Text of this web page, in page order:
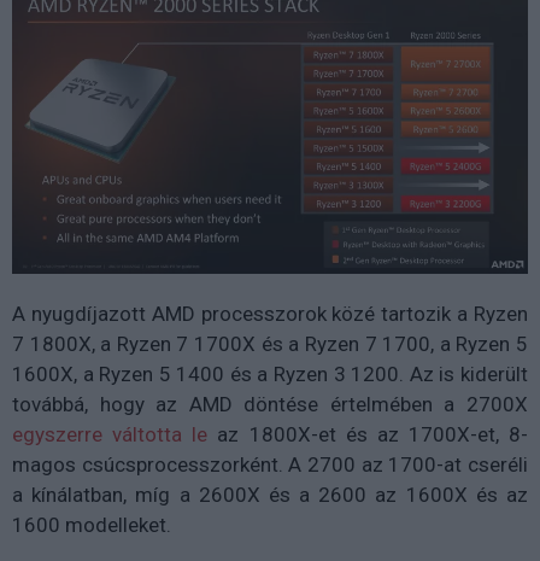
A nyugdíjazott AMD processzorok közé tartozik a Ryzen
7 1800X, a Ryzen 7 1700X és a Ryzen 7 1700, a Ryzen 5
1600X, a Ryzen 5 1400 és a Ryzen 3 1200. Az is kiderült
továbbá, hogy az AMD döntése értelmében a 2700X
egyszerre váltotta le az 1800X-et és az 1700X-et, 8-
magos csúcsprocesszorként. A 2700 az 1700-at cseréli
a kínálatban, míg a 2600X és a 2600 az 1600X és az
1600 modelleket.